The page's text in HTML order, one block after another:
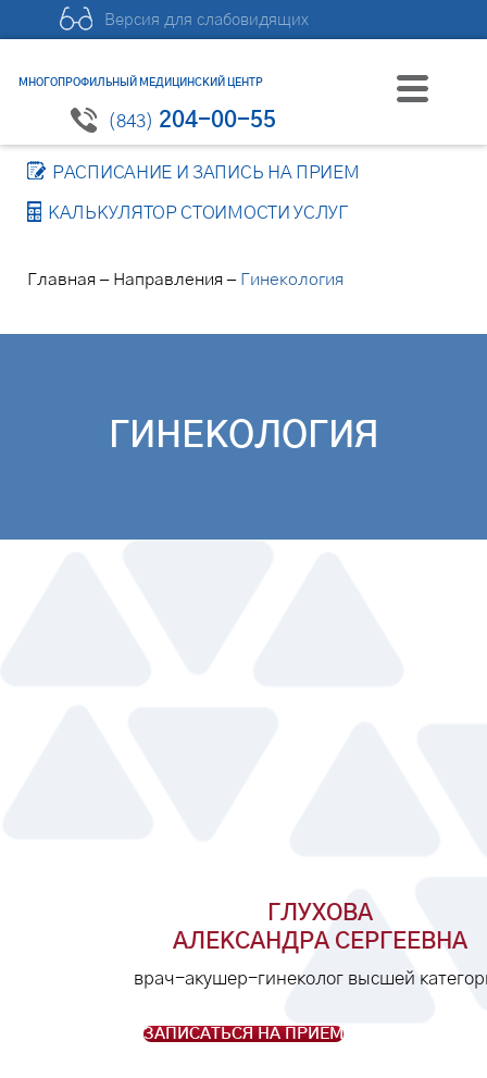
Версия для слабовидящих
МНОГОПРОФИЛЬНЫЙ МЕДИЦИНСКИЙ ЦЕНТР
(843) 204-00-55
РАСПИСАНИЕ И ЗАПИСЬ НА ПРИЕМ
КАЛЬКУЛЯТОР СТОИМОСТИ УСЛУГ
Главная – Направления –Гинекология
ГИНЕКОЛОГИЯ
ГЛУХОВА
АЛЕКСАНДРА СЕРГЕЕВНА
врач-акушер-гинеколог высшей
ЗАПИСАТЬСЯ НА ПРИЕМ